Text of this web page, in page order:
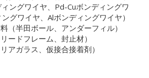
ングワイヤ、Pd-Cuボンディングワ
グワイヤ、Alボンディングワイヤ）
（半田ボール、アンダーフィル）
ードフレーム、封止材）
アガラス、仮接合接着剤）